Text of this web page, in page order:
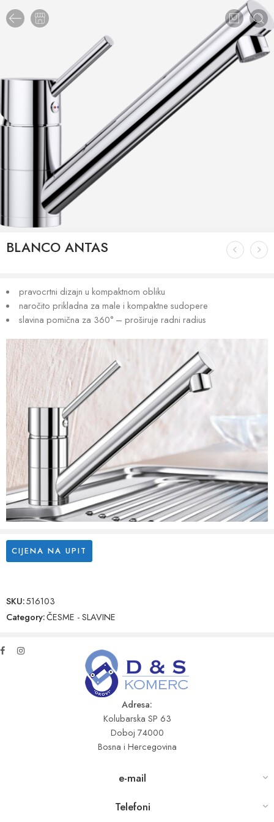
BLANCO ANTAS
pravocrtni dizajn u kompaktnom obliku
naročito prikladna za male i kompaktne sudopere
slavina pomična za 360° – proširuje radni radius
CIJENA NA UPIT
SKU:516103
Category:ČESME - SLAVINE
Adresa:
Kolubarska SP 63
Doboj 74000
Bosna i Hercegovina
e-mail
Telefoni